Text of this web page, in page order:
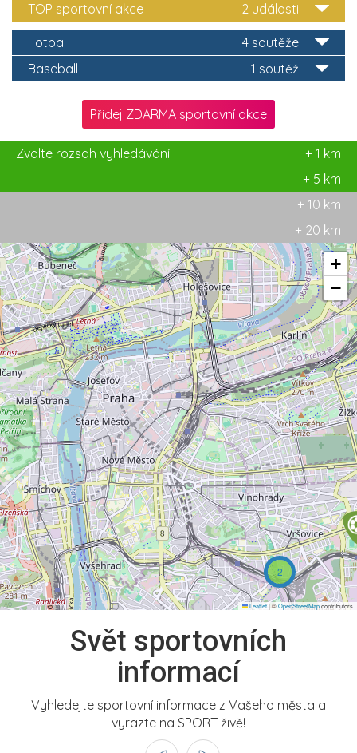
2 události
TOP sportovní akce
4 soutěže
Fotbal
1 soutěž
Baseball
Přidej ZDARMA sportovní akce
Zvolte rozsah vyhledávání:
+ 1 km
+ 5 km
+ 10 km
+ 20 km
2
+
−
Leaflet|©OpenStreetMapcontributors
Svět sportovních
informací
Vyhledejte sportovní informace z Vašeho města a
vyrazte na SPORT živě!